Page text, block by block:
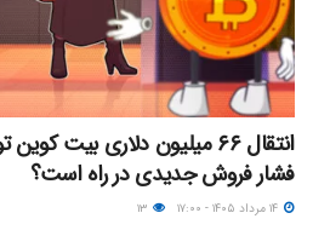
انتقال ۶۶ میلیون دلاری بیت
فشار فروش جدیدی در راه است؟